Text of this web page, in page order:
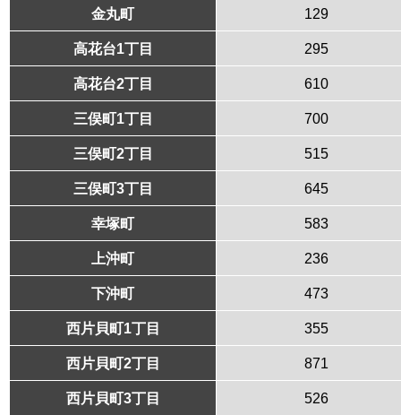
金丸町 129
高花台1丁目 295
高花台2丁目 610
三俣町1丁目 700
三俣町2丁目 515
三俣町3丁目 645
幸塚町 583
上沖町 236
下沖町 473
西片貝町1丁目 355
西片貝町2丁目 871
西片貝町3丁目 526